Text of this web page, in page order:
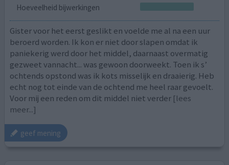
Hoeveelheid bijwerkingen
Gister voor het eerst geslikt en voelde me al na een uur
beroerd worden. Ik kon er niet door slapen omdat ik
paniekerig werd door het middel, daarnaast overmatig
gezweet vannacht... was gewoon doorweekt. Toen ik s’
ochtends opstond was ik kots misselijk en draaierig. Heb
echt nog tot einde van de ochtend me heel raar gevoelt.
Voor mij een reden om dit middel niet verder [lees
meer...]
geef mening